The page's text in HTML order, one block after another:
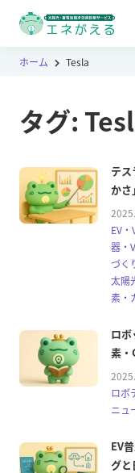
ホーム Tesla
タグ:
テ
かさ
EV
器・
づく
太陽
素・
ロ
素・
ロボ
ニュ
EV
グと